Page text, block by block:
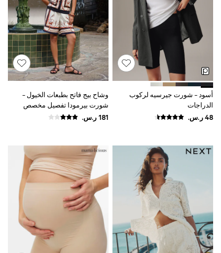
Trainers & Pumps
Swimwear
Tops
adidas
Nike
All Girls Schoolwear
Shoes
Dresses
Trousers
Shirts
Cardigans
Coats & Jackets
Underwear
Socks & Tights
Multipacks
All Girls Sports & Swimwear
Trainers & Pumps
Swimwear
Tops
Leggings
Shorts
Joggers
أسود - شورت جيرسيه لركوب
الدراجات
وشاح بيج فاتح بطبعات الخيول -
شورت بيرمودا تفصيل مخصص